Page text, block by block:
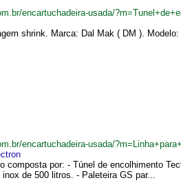
encartuchadeira-usada/
shrink. Marca: Dal Mak ( DM ).
encartuchadeira-usada/
composta por: - Túnel de encolhimento
de 500 litros. - Paleteira GS par...